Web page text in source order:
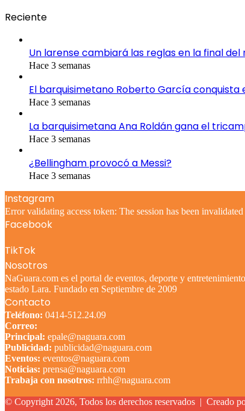
Reciente
Un larense cambiará las reglas en la final del
Hace 3 semanas
El barquisimetano Roberto García conquista
Hace 3 semanas
La barquisimetana Ana Roldán gana el
Hace 3 semanas
¿Bellingham provocó a Messi?
Hace 3 semanas
Instagram
Error validating access token: The session has been
Facebook
TikTok
Nosotros
NaGuara.com es el portal de eventos, deporte y
estado Lara. Fundado en Septiembre de 2009
Contacto
Teléfono: 0414-512.24.09
Correo:
Principal: epale@naguara.com
Publicidad: publicidad@naguara.com
Eventos: eventos@naguara.com
Noticias: prensa@naguara.com
Trabaja con nosotros: rrhh@naguara.com
© Copyright 2026, Todos los derechos reservados | Creado